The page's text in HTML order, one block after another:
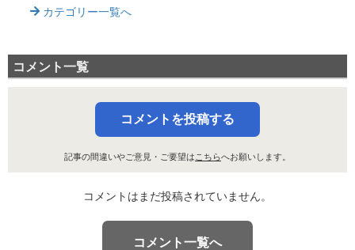
カテゴリー一覧へ
コメント一覧
コメントを投稿する
記事の間違いやご意見・ご要望は こちらへお願いします。
コメントはまだ投稿されていません。
コメント一覧へ